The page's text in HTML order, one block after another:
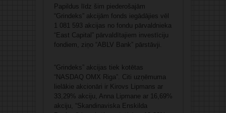
Papildus līdz šim piederošajām
“Grindeks” akcijām fonds iegādājies vēl
1 081 593 akcijas no fondu pārvaldnieka
“East Capital” pārvaldītajiem investīciju
fondiem, ziņo “ABLV Bank” pārstāvji.
“Grindeks” akcijas tiek kotētas
“NASDAQ OMX Riga”. Citi uzņēmuma
lielākie akcionāri ir Kirovs Lipmans ar
33,29% akciju, Anna Lipmane ar 16,69%
akciju, “Skandinaviska Enskilda